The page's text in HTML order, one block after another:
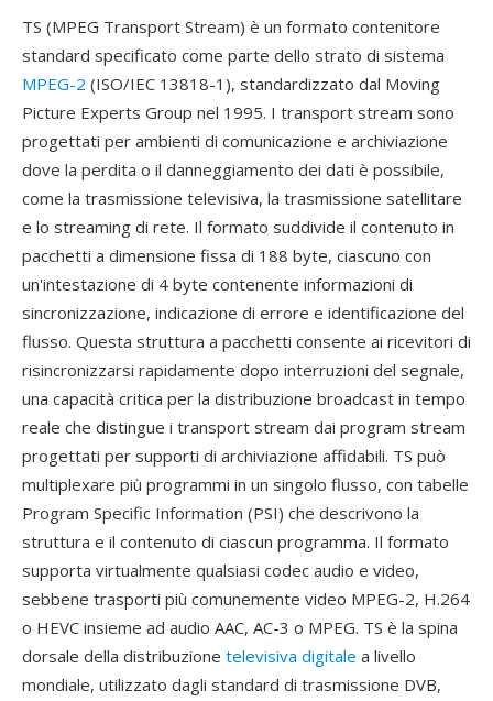
TS (MPEG Transport Stream) è un formato contenitore
standard specificato come parte dello strato di sistema
MPEG-2 (ISO/IEC 13818-1), standardizzato dal Moving
Picture Experts Group nel 1995. I transport stream sono
progettati per ambienti di comunicazione e archiviazione
dove la perdita o il danneggiamento dei dati è possibile,
come la trasmissione televisiva, la trasmissione satellitare
e lo streaming di rete. Il formato suddivide il contenuto in
pacchetti a dimensione fissa di 188 byte, ciascuno con
un'intestazione di 4 byte contenente informazioni di
sincronizzazione, indicazione di errore e identificazione del
flusso. Questa struttura a pacchetti consente ai ricevitori di
risincronizzarsi rapidamente dopo interruzioni del segnale,
una capacità critica per la distribuzione broadcast in tempo
reale che distingue i transport stream dai program stream
progettati per supporti di archiviazione affidabili. TS può
multiplexare più programmi in un singolo flusso, con tabelle
Program Specific Information (PSI) che descrivono la
struttura e il contenuto di ciascun programma. Il formato
supporta virtualmente qualsiasi codec audio e video,
sebbene trasporti più comunemente video MPEG-2, H.264
o HEVC insieme ad audio AAC, AC-3 o MPEG. TS è la spina
dorsale della distribuzione televisiva digitale a livello
mondiale, utilizzato dagli standard di trasmissione DVB,